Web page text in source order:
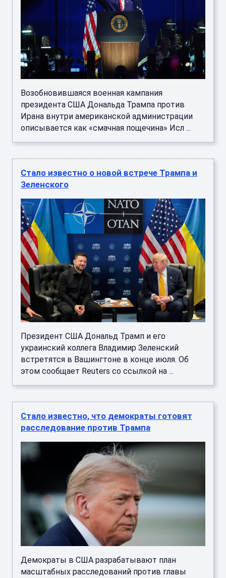
Возобновившаяся военная кампания
президента США Дональда Трампа против
Ирана внутри американской администрации
описывается как «смачная пощечина» Исл ...
Стало известно о новой встрече Трампа и
Зеленского
Президент США Дональд Трамп и его
украинский коллега Владимир Зеленский
встретятся в Вашингтоне в конце июля. Об
этом сообщает Reuters со ссылкой на ...
Стало известно, что демократы готовят
расследование против Трампа
Демократы в США разрабатывают план
масштабных расследований против главы